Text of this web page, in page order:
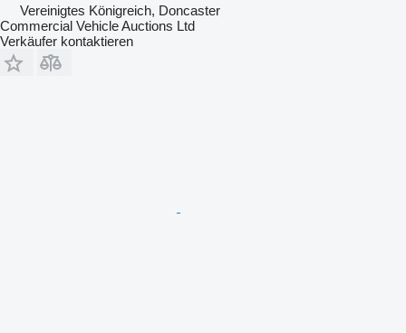
Vereinigtes Königreich, Doncaster
Commercial Vehicle Auctions Ltd
Verkäufer kontaktieren